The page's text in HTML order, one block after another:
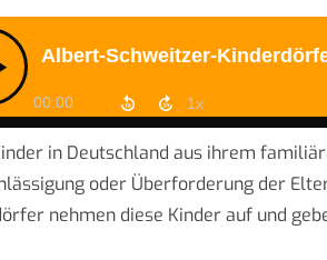
in Deutschland aus ihrem
oder Überforderung der
nehmen diese Kinder auf und